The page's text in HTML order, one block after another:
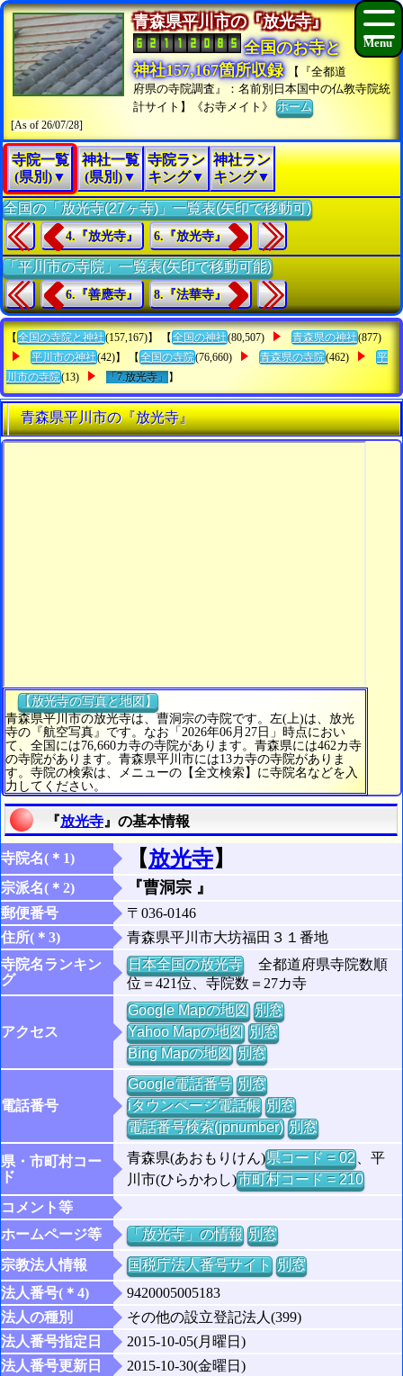
青森県平川市の『放光寺』
全国のお寺と
神社157,167箇所収録
【『全都道
府県の寺院調査』：名前別日本国中の仏教寺院統
計サイト】《お寺メイト》ホーム
[As of 26/07/28]
寺院一覧
(県別)▼
神社一覧
(県別)▼
寺院ラン
キング▼
神社ラン
キング▼
全国の「放光寺(27ヶ寺)」一覧表(矢印で移動可)
4.『放光寺』 6.『放光寺』
「平川市の寺院」一覧表(矢印で移動可能)
6.『善應寺』 8.『法華寺』
【 全国の寺院と神社(157,167)】 【 全国の神社(80,507) 青森県の神社(877)
平川市の神社(42)】 【 全国の寺院(76,660) 青森県の寺院(462)
平
川市の寺院(13) 「7.放光寺」 】
青森県平川市の『放光寺』
【放光寺の写真と地図】
青森県平川市の放光寺は、曹洞宗の寺院です。左(上)は、放光
寺の『航空写真』です。なお「2026年06月27日」時点におい
て、全国には76,660カ寺の寺院があります。青森県には462カ寺
の寺院があります。青森県平川市には13カ寺の寺院がありま
す。寺院の検索は、メニューの【全文検索】に寺院名などを入
力してください。
『放光寺 』の基本情報
寺院名(＊1) 【放光寺】
宗派名(＊2) 『曹洞宗 』
郵便番号
〒036-0146
住所(＊3)
青森県平川市大坊福田３１番地
寺院名ランキン
グ
日本全国の放光寺全都道府県寺院数順
位＝421位、寺院数＝27カ寺
アクセス
Google Mapの地図 別窓
Yahoo Mapの地図 別窓
Bing Mapの地図 別窓
電話番号
Google電話番号 別窓
iタウンページ電話帳 別窓
電話番号検索(jpnumber) 別窓
県・市町村コー
ド
青森県(あおもりけん)県コード = 02、平
川市(ひらかわし)市町村コード = 210
コメント等
ホームページ等
「放光寺」の情報 別窓
宗教法人情報
国税庁法人番号サイト 別窓
法人番号(＊4)
9420005005183
法人の種別
その他の設立登記法人(399)
法人番号指定日
2015-10-05(月曜日)
法人番号更新日
2015-10-30(金曜日)